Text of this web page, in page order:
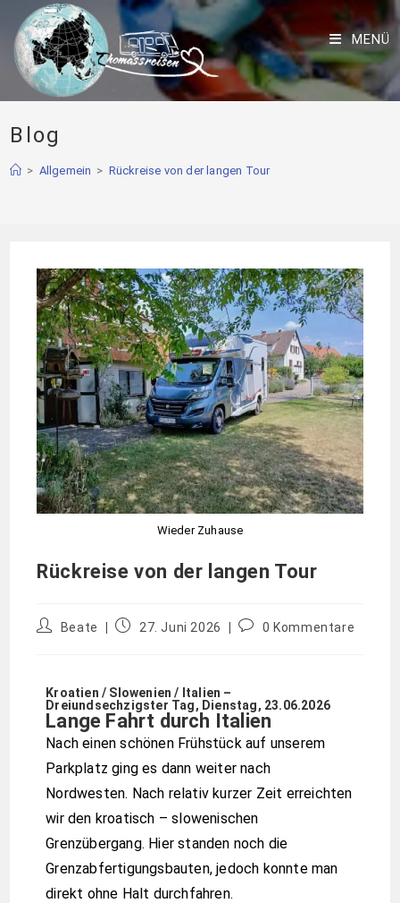
MENÜ
Blog
> Allgemein > Rückreise von der langen Tour
Wieder Zuhause
Rückreise von der langen Tour
Beate 27. Juni 2026 0 Kommentare
Kroatien / Slowenien / Italien –
Dreiundsechzigster Tag, Dienstag, 23.06.2026
Lange Fahrt durch Italien
Nach einen schönen Frühstück auf unserem
Parkplatz ging es dann weiter nach
Nordwesten. Nach relativ kurzer Zeit erreichten
wir den kroatisch – slowenischen
Grenzübergang. Hier standen noch die
Grenzabfertigungsbauten, jedoch konnte man
direkt ohne Halt durchfahren.